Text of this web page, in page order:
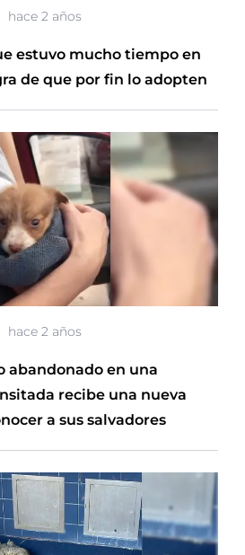
hace 2 años
estuvo mucho tiempo en
de que por fin lo adopten
hace 2 años
abandonado en una
recibe una nueva
a sus salvadores